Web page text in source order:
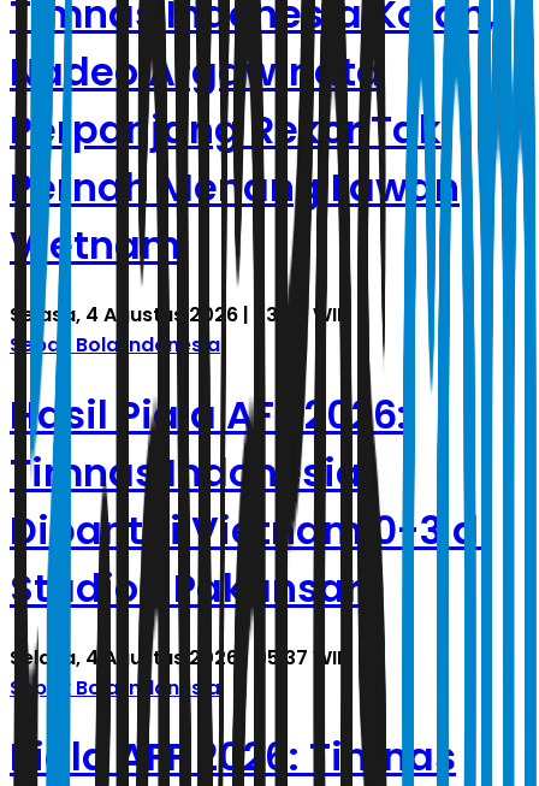
Timnas Indonesia Kalah,
Nadeo Argawinata
Perpanjang Rekor Tak
Pernah Menang Lawan
Vietnam
Selasa, 4 Agustus 2026 | 23.54 WIB
Sepak Bola Indonesia
Hasil Piala AFF 2026:
Timnas Indonesia
Dibantai Vietnam 0-3 di
Stadion Pakansari
Selasa, 4 Agustus 2026 | 05.37 WIB
Sepak Bola Indonesia
Piala AFF 2026: Timnas